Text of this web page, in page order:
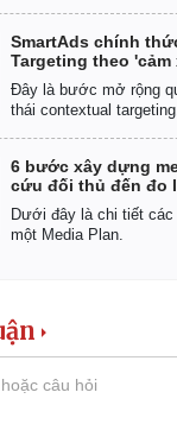
SmartAds chính
Targeting theo 'cảm
Đây là bước mở rộng
thái contextual
6 bước xây dựng
cứu đối thủ đến đo
Dưới đây là chi tiết
một Media Plan.